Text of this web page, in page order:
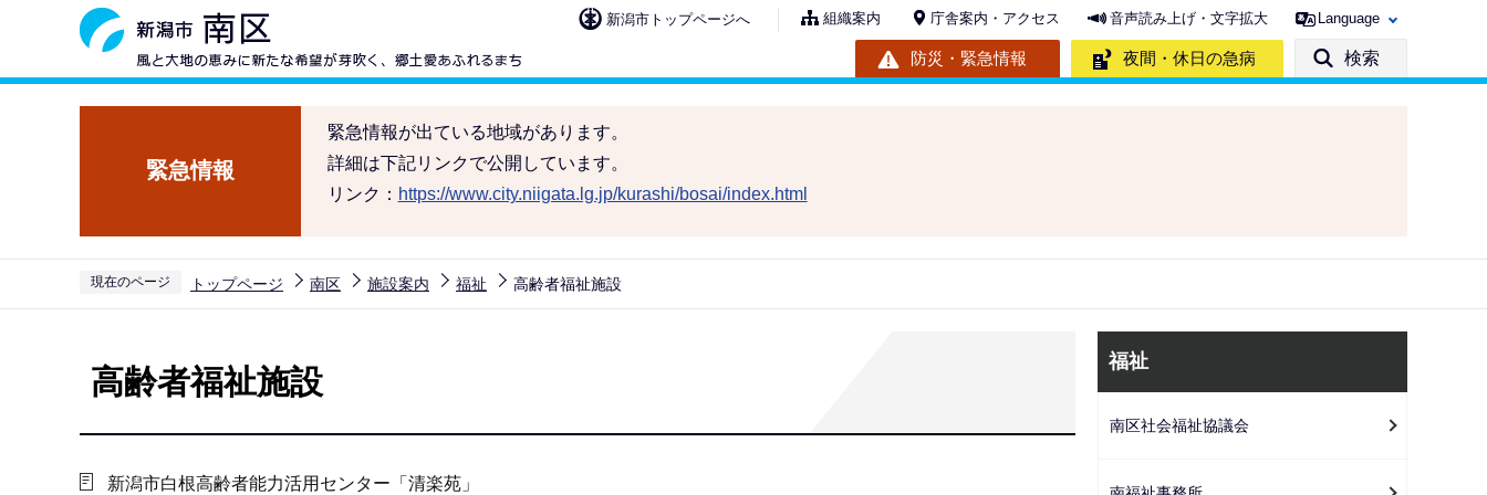
ペ
新潟市トップページへ 組織案内 庁舎案内・アクセス 音声読み上げ・文字拡大 Language
防災・緊急情報 夜間・休日の急病 検索
緊急情報
緊急情報が出ている地域があります。
詳細は下記リンクで公開しています。
リンク： https://www.city.niigata.lg.jp/kurashi/bosai/index.html
現在のページ トップページ 南区 施設案内 福祉 高齢者福祉施設
高齢者福祉施設
新潟市白根高齢者能力活用センター「清楽苑」
サ
ブ
ビ
福祉
南区社会福祉協議会